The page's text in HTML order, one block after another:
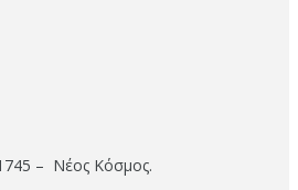
– Νέος Κόσμος.